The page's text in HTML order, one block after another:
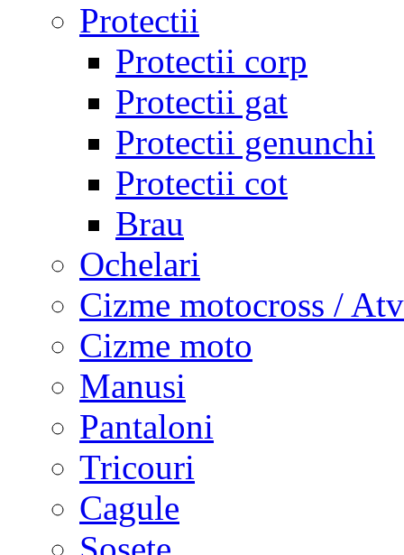
Protectii
Protectii corp
Protectii gat
Protectii genunchi
Protectii cot
Brau
Ochelari
Cizme motocross / Atv
Cizme moto
Manusi
Pantaloni
Tricouri
Cagule